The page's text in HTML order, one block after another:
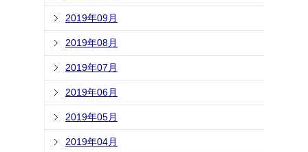
2019年09月
2019年08月
2019年07月
2019年06月
2019年05月
2019年04月